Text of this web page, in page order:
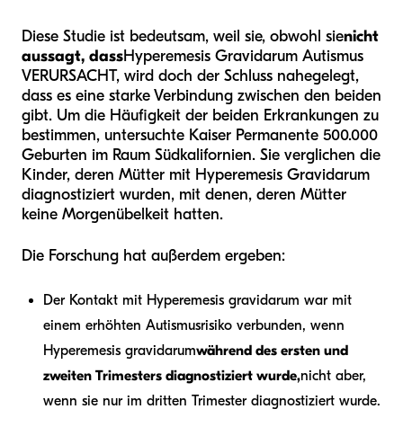
Diese Studie ist bedeutsam, weil sie, obwohl sienicht
aussagt, dassHyperemesis Gravidarum Autismus
VERURSACHT, wird doch der Schluss nahegelegt,
dass es eine starke Verbindung zwischen den beiden
gibt. Um die Häufigkeit der beiden Erkrankungen zu
bestimmen, untersuchte Kaiser Permanente 500.000
Geburten im Raum Südkalifornien. Sie verglichen die
Kinder, deren Mütter mit Hyperemesis Gravidarum
diagnostiziert wurden, mit denen, deren Mütter
keine Morgenübelkeit hatten.
Die Forschung hat außerdem ergeben:
Der Kontakt mit Hyperemesis gravidarum war mit
einem erhöhten Autismusrisiko verbunden, wenn
Hyperemesis gravidarumwährend des ersten und
zweiten Trimesters diagnostiziert wurde,nicht aber,
wenn sie nur im dritten Trimester diagnostiziert wurde.